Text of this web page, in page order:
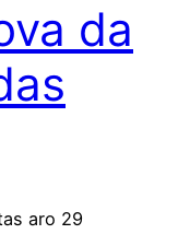
da
aro 29